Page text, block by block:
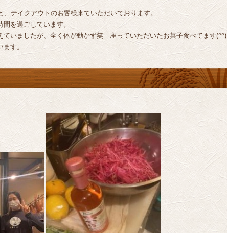
テイクアウトのお客様来ていただいております。
を過ごしています。
ていましたが、全く体が動かず笑 座っていただいたお菓子食べてます(^^)
す。